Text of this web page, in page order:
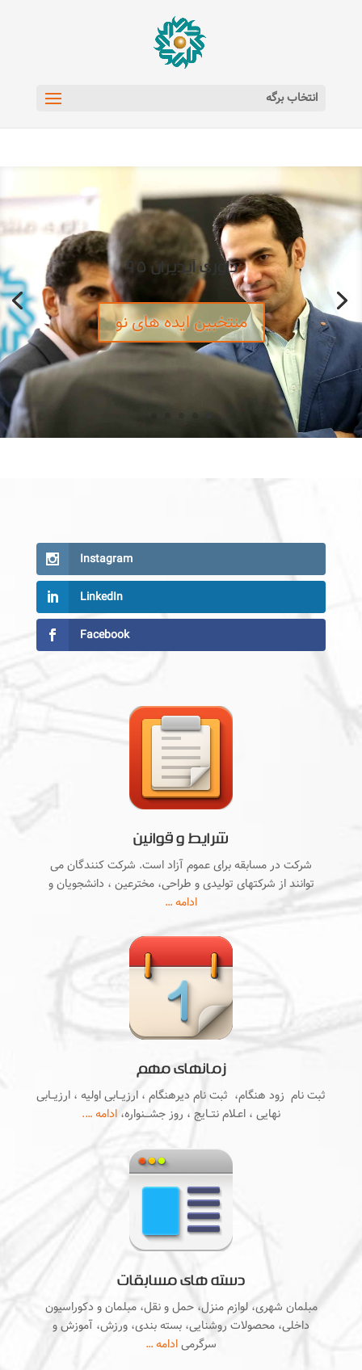
انتخاب برگه
داوری آیدیران ۹۵
منتخبین ایده های نو
Instagram
LinkedIn
Facebook
شرایط و قوانین
شرکت در مسابقه برای عموم آزاد است. شرکت کنندگان می
توانند از شرکتهای تولیدی و طراحی، مخترعین ، دانشجویان و
ادامه …
زمانهای مهم
ثبت نام زود هنگام، ثبت نام دیرهنگام ، ارزیــابی اولیه ، ارزیــابی
نهایی ، اعـلام نتــایج ، روز جشـــنواره، ادامه ….
دسته های مسابقات
مبلمان شهری، لوازم منزل، حمل و نقل، مبلمان و دکوراسیون
داخلی، محصولات روشنایی، بسته بندی، ورزش، آموزش و
سرگرمیادامه …